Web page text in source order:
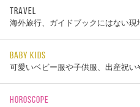
TRAVEL
海外旅行、ガイドブックにはない
BABY KIDS
可愛いベビー服や子供服、出産祝い
HOROSCOPE